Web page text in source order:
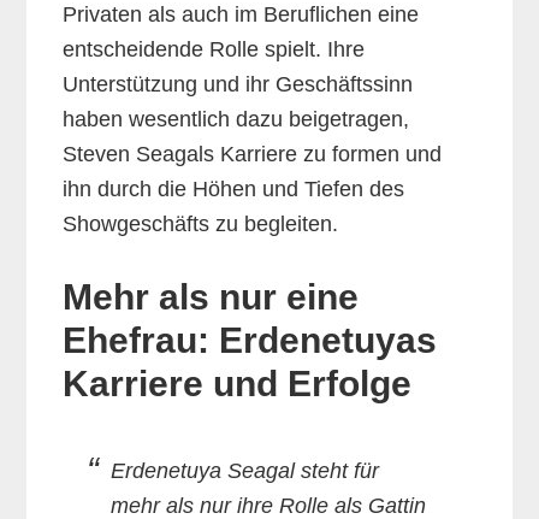
Privaten als auch im Beruflichen eine
entscheidende Rolle spielt. Ihre
Unterstützung und ihr Geschäftssinn
haben wesentlich dazu beigetragen,
Steven Seagals Karriere zu formen und
ihn durch die Höhen und Tiefen des
Showgeschäfts zu begleiten.
Mehr als nur eine
Ehefrau: Erdenetuyas
Karriere und Erfolge
Erdenetuya Seagal steht für
mehr als nur ihre Rolle als Gattin